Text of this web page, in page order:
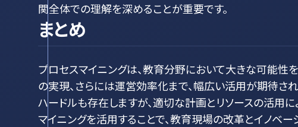
関全体での理解を深めることが重要です。
まとめ
プロセスマイニングは、教育分野において大きな可能
の実現、さらには運営効率化まで、幅広い活用が期待さ
ハードルも存在しますが、適切な計画とリソースの活用
マイニングを活用することで、教育現場の改革とイノベ